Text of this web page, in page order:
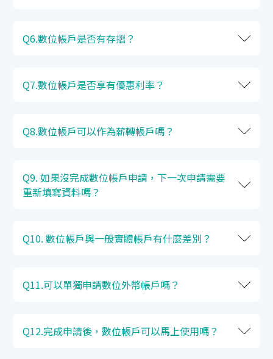
Q6.數位帳戶是否有存摺？
Q7.數位帳戶是否享有優惠利率？
Q8.數位帳戶可以作為薪轉帳戶嗎？
Q9. 如果沒完成數位帳戶申請，下一次申請需要
重新填寫資料嗎？
Q10. 數位帳戶與一般實體帳戶有什麼差別？
Q11.可以單獨申請數位外幣帳戶嗎？
Q12.完成申請後，數位帳戶可以馬上使用嗎？